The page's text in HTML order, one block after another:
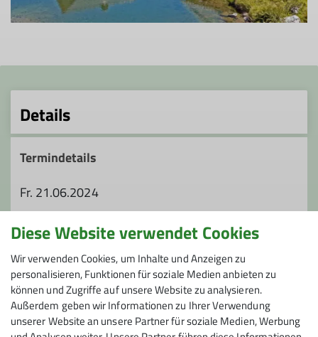
Details
Termindetails
Fr. 21.06.2024
Unsere Veranstaltungsorte
Friedrichshafener Hütte
Diese Website verwendet Cookies
Wir verwenden Cookies, um Inhalte und Anzeigen zu
personalisieren, Funktionen für soziale Medien anbieten zu
können und Zugriffe auf unsere Website zu analysieren.
Außerdem geben wir Informationen zu Ihrer Verwendung
unserer Website an unsere Partner für soziale Medien, Werbung